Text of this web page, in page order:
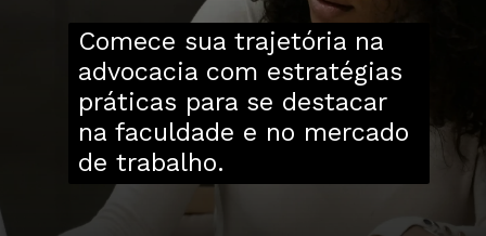
Comece sua trajetória na
advocacia com estratégias
práticas para se destacar
na faculdade e no mercado
de trabalho.